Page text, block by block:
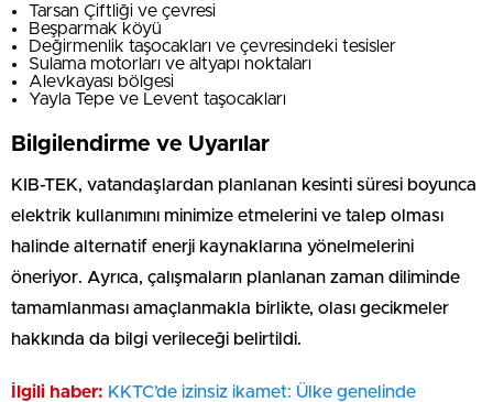
Tarsan Çiftliği ve çevresi
Beşparmak köyü
Değirmenlik taşocakları ve çevresindeki tesisler
Sulama motorları ve altyapı noktaları
Alevkayası bölgesi
Yayla Tepe ve Levent taşocakları
Bilgilendirme ve Uyarılar
KIB-TEK, vatandaşlardan planlanan kesinti süresi boyunca
elektrik kullanımını minimize etmelerini ve talep olması
halinde alternatif enerji kaynaklarına yönelmelerini
öneriyor. Ayrıca, çalışmaların planlanan zaman diliminde
tamamlanması amaçlanmakla birlikte, olası gecikmeler
hakkında da bilgi verileceği belirtildi.
İlgili haber: KKTC’de izinsiz ikamet: Ülke genelinde